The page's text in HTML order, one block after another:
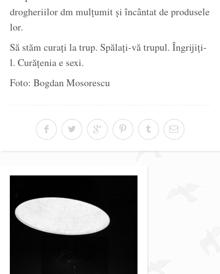
drogheriilor dm mulțumit și încântat de produsele
lor.
Să stăm curați la trup. Spălați-vă trupul. Îngrijiți-
l. Curățenia e sexi.
Foto: Bogdan Mosorescu